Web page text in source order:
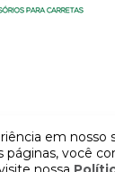
em nosso
páginas, você